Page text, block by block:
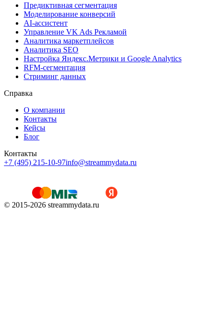
Предиктивная сегментация
Моделирование конверсий
AI-ассистент
Управление VK Ads Рекламой
Аналитика маркетплейсов
Аналитика SEO
Настройка Яндекс.Метрики и Google Analytics
RFM-сегментация
Cтриминг данных
Справка
О компании
Контакты
Кейсы
Блог
Контакты
+7 (495) 215-10-97info@streammydata.ru
© 2015-2026 streammydata.ru